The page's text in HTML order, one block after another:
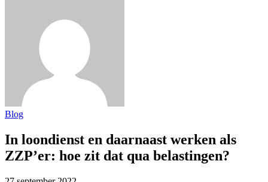
Blog
In loondienst en daarnaast werken als
ZZP’er: hoe zit dat qua belastingen?